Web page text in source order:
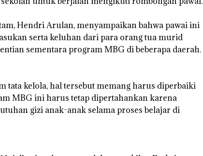
Hendri Arulan, menyampaikan bahwa pawai ini
serta keluhan dari para orang tua murid
sementara program MBG di beberapa daerah.
tata kelola, hal tersebut memang harus diperbaiki
MBG ini harus tetap dipertahankan karena
gizi anak-anak selama proses belajar di